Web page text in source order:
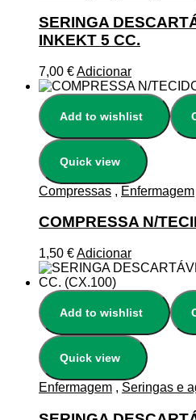
SERINGA
INKEKT 5 CC.
7,00 €Adicionar
Add to wishlist
Quick view
Compressas , Enfermagem
COMPRESSA N/
1,50 €Adicionar
Add to wishlist
Quick view
Enfermagem , Seringas e